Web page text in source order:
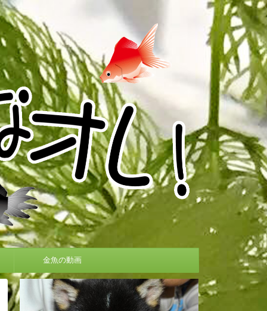
金魚の動画